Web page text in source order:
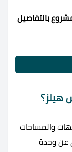
بالتفاصيل
هيلز؟
والمساحات
عن وحدة